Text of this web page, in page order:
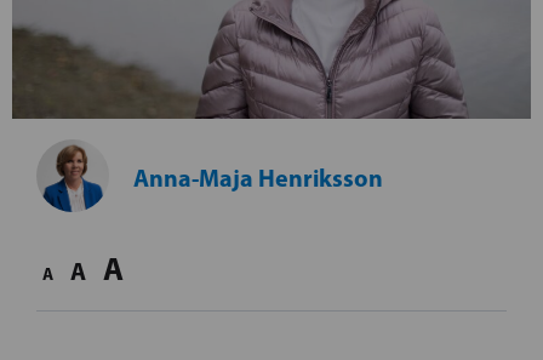
Anna-Maja Henriksson
A A A